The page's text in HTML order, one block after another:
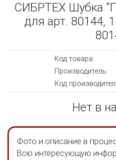
СИБРТЕХ Шубка
для арт. 80144,
Код товара:
Производитель:
Код
Нет в
Фото и описание в
Всю интересующую